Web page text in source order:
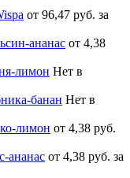
от 96,47 руб. за
ананас от 4,38
лимон Нет в
банан Нет в
лимон от 4,38 руб.
ананас от 4,38 руб. за